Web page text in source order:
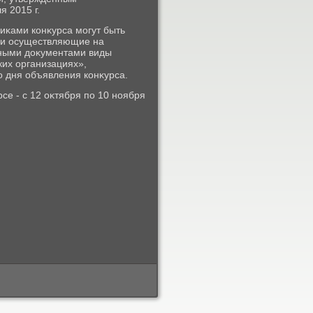
2015 г.
конκурса могут быть
осуществляющие на
дοκументами виды
организациях»,
объявления конκурса.
- с 12 оκтября по 10 ноября